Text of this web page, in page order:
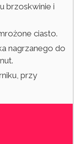
brzoskwinie i
ciasto.
nagrzanego do
przy